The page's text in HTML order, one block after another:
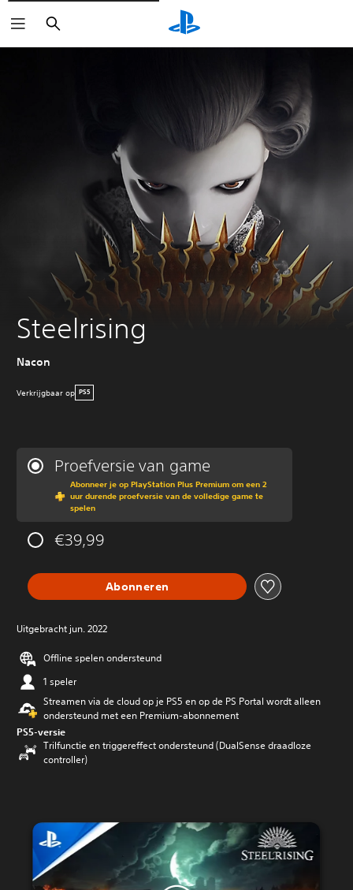
Zoeken
Steelrising
Nacon
Verkrijgbaar op PS5
Proefversie van game
Abonneer je op PlayStation Plus Premium om een 2
uur durende proefversie van de volledige game te
spelen
€39,99
Abonneren
Uitgebracht jun. 2022
Offline spelen ondersteund
1 speler
Streamen via de cloud op je PS5 en op de PS Portal wordt alleen
ondersteund met een Premium-abonnement
PS5-versie
Trilfunctie en triggereffect ondersteund (DualSense draadloze
controller)